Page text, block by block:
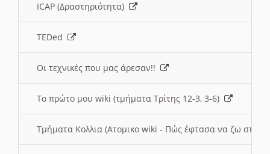
ICAP (Δραστηριότητα)
TEDed
Οι τεχνικές που μας άρεσαν!!
Το πρώτο μου wiki (τμήματα Τρίτης 12-3, 3-6)
Τμήματα Κολλια (Ατομικο wiki - Πώς έφτασα να ζω στην